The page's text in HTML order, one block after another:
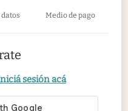
Medio de pago
sesión acá